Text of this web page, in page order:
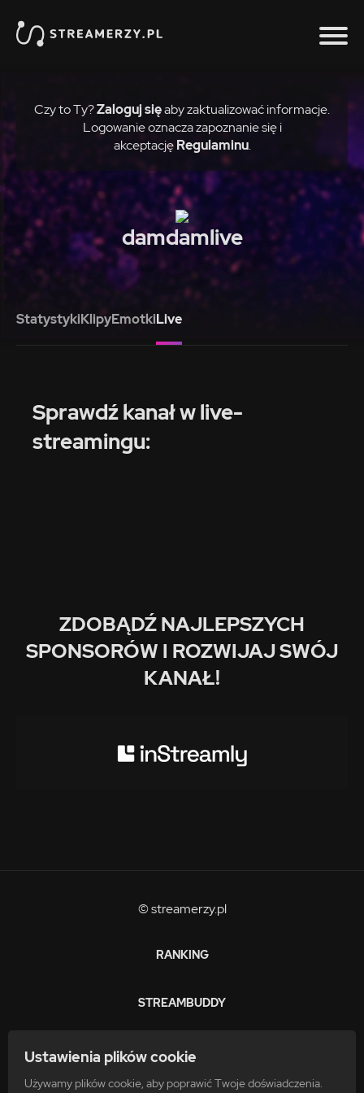
Czy to Ty?Zaloguj sięaby zaktualizować informacje.
Logowanie oznacza zapoznanie się i
akceptację Regulaminu.
damdamlive
StatystykiKlipyEmotkiLive
Sprawdź kanał w live-
streamingu:
ZDOBĄDŹ NAJLEPSZYCH
SPONSORÓW I ROZWIJAJ SWÓJ
KANAŁ!
Ustawienia plików cookie
Używamy plików cookie, aby poprawić Twoje doświadczenia.
© streamerzy.pl
RANKING
STREAMBUDDY
ZARABIAJ